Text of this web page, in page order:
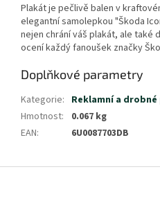
Plakát je pečlivě balen v
elegantní samolepkou "Škoda
nejen chrání váš plakát, ale
ocení každý fanoušek značky
Doplňkové parametry
Kategorie: Reklamní a
Hmotnost:
0.067 kg
EAN: 6U0087703DB